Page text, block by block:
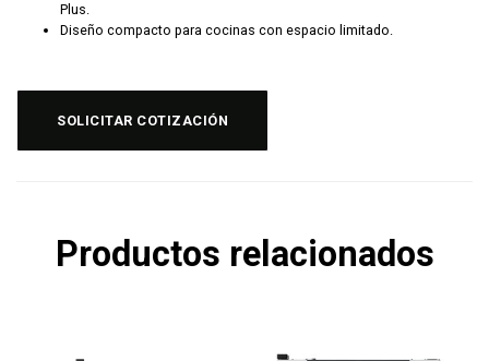
Plus.
Diseño compacto para cocinas con espacio limitado.
SOLICITAR COTIZACIÓN
Productos relacionados